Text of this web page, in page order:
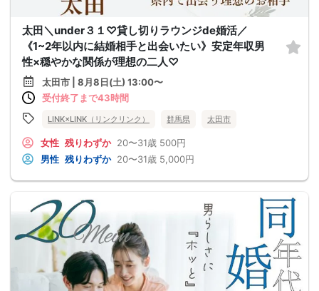
太田＼under３１♡貸し切りラウンジde婚活／
《1~2年以内に結婚相手と出会いたい》安定年収男
性×穏やかな関係が理想の二人♡
太田市 | 8月8日(土) 13:00〜
受付終了まで43時間
LINK×LINK（リンクリンク） 群馬県 太田市
女性 残りわずか 20〜31歳 500円
男性 残りわずか 20〜31歳 5,000円